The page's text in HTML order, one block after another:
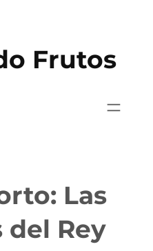
Frutos
Las
del Rey